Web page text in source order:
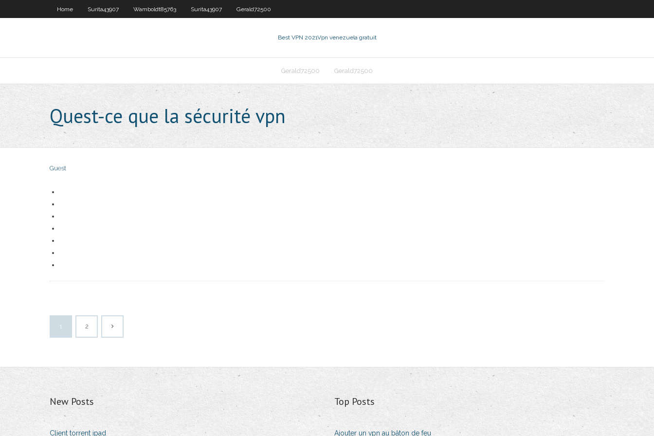
Home Surita43907 Wamboldt85763 Surita43907 Gerald72500
Best VPN 2021Vpn venezuela gratuit
Gerald72500 Gerald72500
Quest-ce que la sécurité vpn
Guest
1 2
New Posts
Client torrent ipad
Top Posts
Ajouter un vpn au bâton de feu